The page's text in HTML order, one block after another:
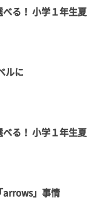
る！ 小学１年生夏
ルに
る！ 小学１年生夏
arrows」事情